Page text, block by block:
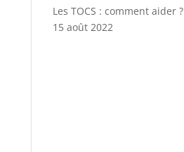
Les TOCS : comment aider ?
15 août 2022